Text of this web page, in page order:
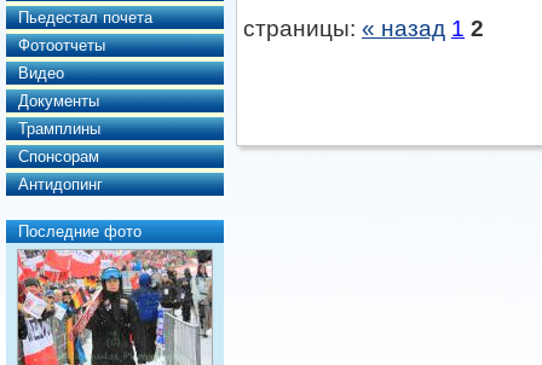
Пьедестал почета
Фотоотчеты
Видео
Документы
Трамплины
Спонсорам
Антидопинг
Последние фото
страницы: « назад 1 2